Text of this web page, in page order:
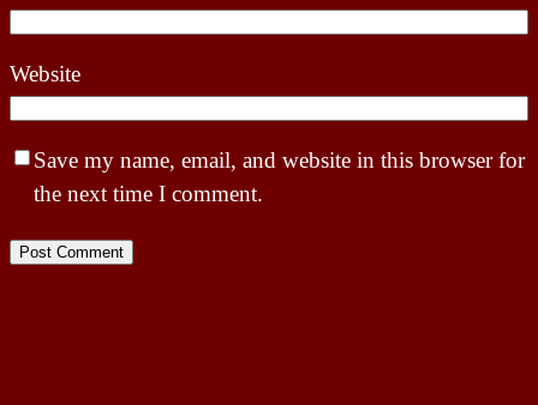
Website
Save my name, email, and website in this browser for
the next time I comment.